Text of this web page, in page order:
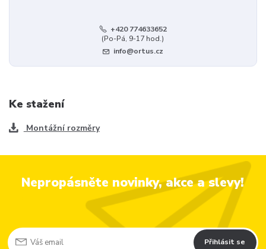
+420 774633652
(Po-Pá, 9-17 hod.)
info@ortus.cz
Ke stažení
Montážní rozměry
Nepropásněte novinky, akce a slevy!
Přihlásit se